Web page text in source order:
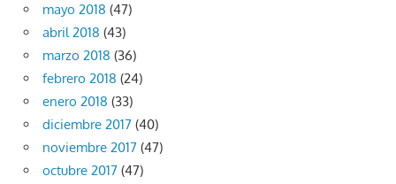
mayo 2018 (47)
abril 2018 (43)
marzo 2018 (36)
febrero 2018 (24)
enero 2018 (33)
diciembre 2017 (40)
noviembre 2017 (47)
octubre 2017 (47)